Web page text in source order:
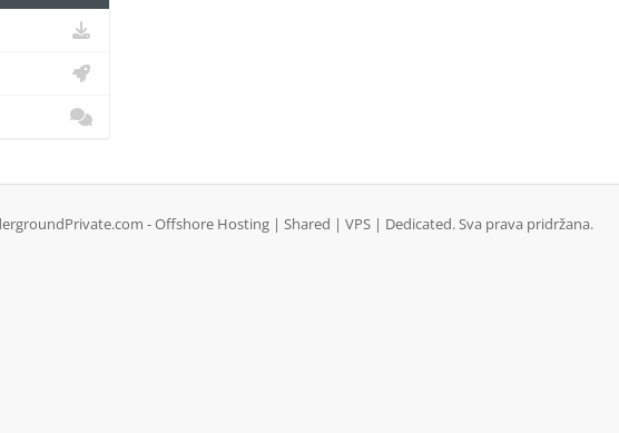
- Offshore Hosting | Shared | VPS | Dedicated. Sva prava pridržana.